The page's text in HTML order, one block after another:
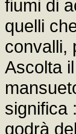
fiumi di
quelli
convalli,
Ascolta
significa
godrà